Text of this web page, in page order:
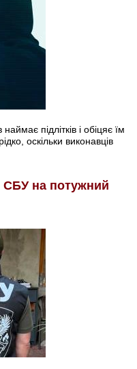
підлітків і обіцяє їм
оскільки виконавців
СБУ на потужний